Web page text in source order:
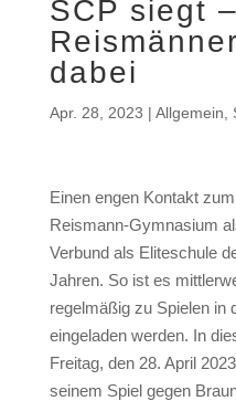
SCP siegt
dabei
Apr. 28, 2023 | Allgemein
Einen engen Kontakt
Reismann-Gymnasium
Verbund als Eliteschule
Jahren. So ist es
regelmäßig zu Spielen in
eingeladen werden. In
Freitag, den 28. April
seinem Spiel gegen